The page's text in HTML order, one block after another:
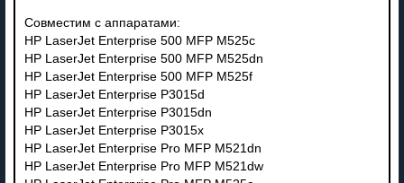
Совместим с аппаратами:
HP LaserJet Enterprise 500 MFP M525c
HP LaserJet Enterprise 500 MFP M525dn
HP LaserJet Enterprise 500 MFP M525f
HP LaserJet Enterprise P3015d
HP LaserJet Enterprise P3015dn
HP LaserJet Enterprise P3015x
HP LaserJet Enterprise Pro MFP M521dn
HP LaserJet Enterprise Pro MFP M521dw